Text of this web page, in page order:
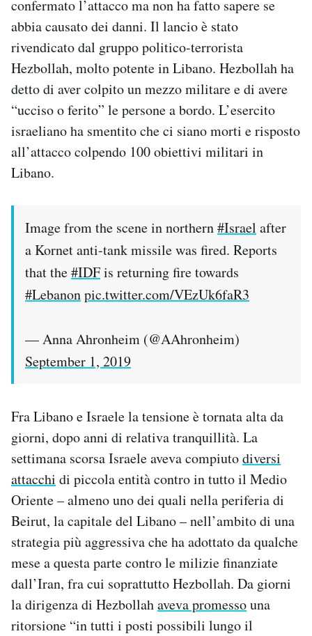
CALENDARIO
AREA PERSONALE
Area Personale
Regala il Post
Hai bisogno di aiuto?
Esci
confermato l’attacco ma non ha fatto sapere se
abbia causato dei danni. Il lancio è stato
rivendicato dal gruppo politico-terrorista
Hezbollah, molto potente in Libano. Hezbollah ha
detto di aver colpito un mezzo militare e di avere
“ucciso o ferito” le persone a bordo. L’esercito
israeliano ha smentito che ci siano morti e risposto
all’attacco colpendo 100 obiettivi militari in
Libano.
Image from the scene in northern#Israel after
a Kornet anti-tank missile was fired. Reports
that the#IDFis returning fire towards
#Lebanonpic.twitter.com/VEzUk6faR3
— Anna Ahronheim (@AAhronheim)
September 1, 2019
Fra Libano e Israele la tensione è tornata alta da
giorni, dopo anni di relativa tranquillità. La
settimana scorsa Israele aveva compiutodiversi
attacchi di piccola entità contro in tutto il Medio
Oriente – almeno uno dei quali nella periferia di
Beirut, la capitale del Libano – nell’ambito di una
strategia più aggressiva che ha adottato da qualche
mese a questa parte contro le milizie finanziate
dall’Iran, fra cui soprattutto Hezbollah. Da giorni
la dirigenza di Hezbollahaveva promessouna
ritorsione “in tutti i posti possibili lungo il